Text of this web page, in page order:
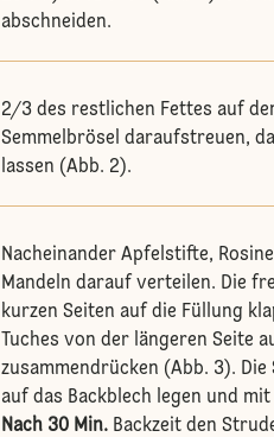
abschneiden.
2/3 des restlichen Fettes auf
Semmelbrösel daraufstreuen,
lassen (Abb. 2).
Nacheinander Apfelstifte,
Mandeln darauf verteilen. Die
kurzen Seiten auf die Füllung
Tuches von der längeren Seite
zusammendrücken (Abb. 3).
auf das Backblech legen und
Nach 30 Min. Backzeit den